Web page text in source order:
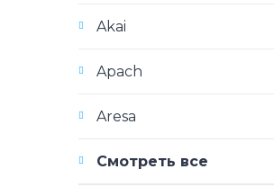
Akai
Apach
Aresa
Смотреть все